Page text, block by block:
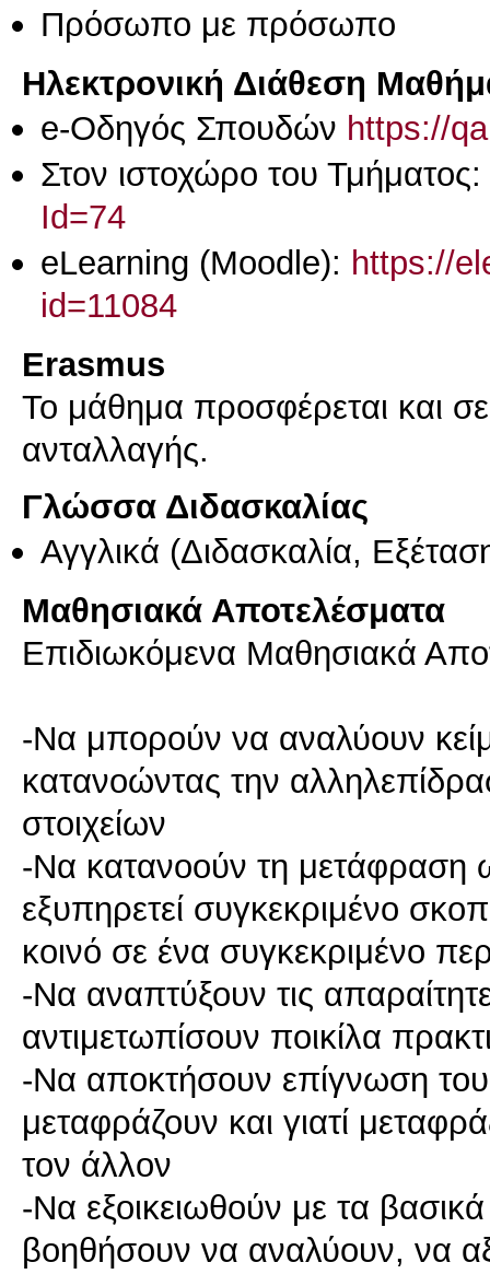
Πρόσωπο με πρόσωπο
Ηλεκτρονική Διάθεση
e-Οδηγός Σπουδών https://
Στον ιστοχώρο του Τμήματος:
Id=74
eLearning (Moodle): https://
id=11084
Erasmus
Το μάθημα προσφέρεται και
ανταλλαγής.
Γλώσσα Διδασκαλίας
Αγγλικά (Διδασκαλία,
Μαθησιακά Αποτελέσματα
Επιδιωκόμενα Μαθησιακά
-Να μπορούν να αναλύουν
κατανοώντας την
στοιχείων
-Να κατανοούν τη μετάφραση
εξυπηρετεί συγκεκριμένο
κοινό σε ένα συγκεκριμένο
-Να αναπτύξουν τις
αντιμετωπίσουν ποικίλα
-Να αποκτήσουν επίγνωση
μεταφράζουν και γιατί
τον άλλον
-Να εξοικειωθούν με τα
βοηθήσουν να αναλύουν, να